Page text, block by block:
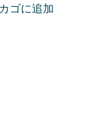
ゴに追加